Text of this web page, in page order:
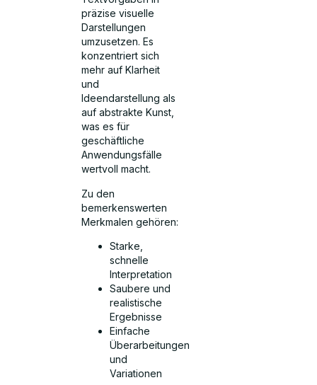
präzise visuelle
Darstellungen
umzusetzen. Es
konzentriert sich
mehr auf Klarheit
und
Ideendarstellung als
auf abstrakte Kunst,
was es für
geschäftliche
Anwendungsfälle
wertvoll macht.
Zu den
bemerkenswerten
Merkmalen gehören:
Starke,
schnelle
Interpretation
Saubere und
realistische
Ergebnisse
Einfache
Überarbeitungen
und
Variationen